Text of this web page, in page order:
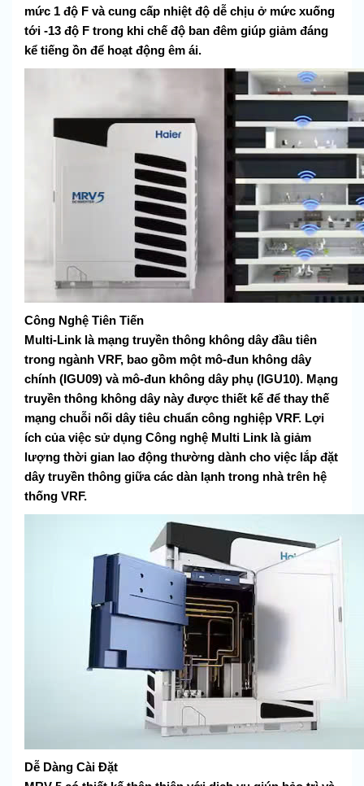
mức 1 độ F và cung cấp nhiệt độ dễ chịu ở mức xuống
tới -13 độ F trong khi chế độ ban đêm giúp giảm đáng
kể tiếng ồn để hoạt động êm ái.
Công Nghệ Tiên Tiến
Multi-Link là mạng truyền thông không dây đầu tiên
trong ngành VRF, bao gồm một mô-đun không dây
chính (IGU09) và mô-đun không dây phụ (IGU10). Mạng
truyền thông không dây này được thiết kế để thay thế
mạng chuỗi nối dây tiêu chuẩn công nghiệp VRF. Lợi
ích của việc sử dụng Công nghệ Multi Link là giảm
lượng thời gian lao động thường dành cho việc lắp đặt
dây truyền thông giữa các dàn lạnh trong nhà trên hệ
thống VRF.
Dễ Dàng Cài Đặt